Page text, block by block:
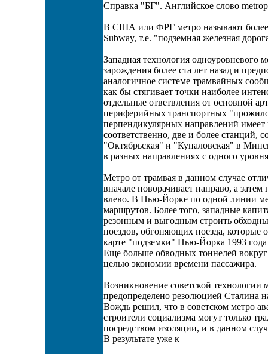
Справка "БГ". Английское слово
В США или ФРГ метро называют более
Subway, т.е. "подземная железная
Западная технология одноуровневого
зарождения более ста лет назад и
аналогичное системе трамвайных
как бы стягивает точки наиболее
отдельные ответвления от основной
периферийных транспортных
перпендикулярных направлений имеет
соответственно, две и более
"Октябрьская" и "Купаловская" в
в разных направлениях с одного
Метро от трамвая в данном случае
вначале поворачивает направо, а
влево. В Нью-Йорке по одной линии
маршрутов. Более того, западные
резонным и выгодным строить
поездов, обгоняющих поезда, которые
карте "подземки" Нью-Йорка 1993
Еще больше обводных тоннелей
целью экономии времени пассажира.
Возникновение советской
предопределено резолюцией Сталина
Вождь решил, что в советском метро
строители социализма могут только
посредством изоляции, и в данном
В результате уже к